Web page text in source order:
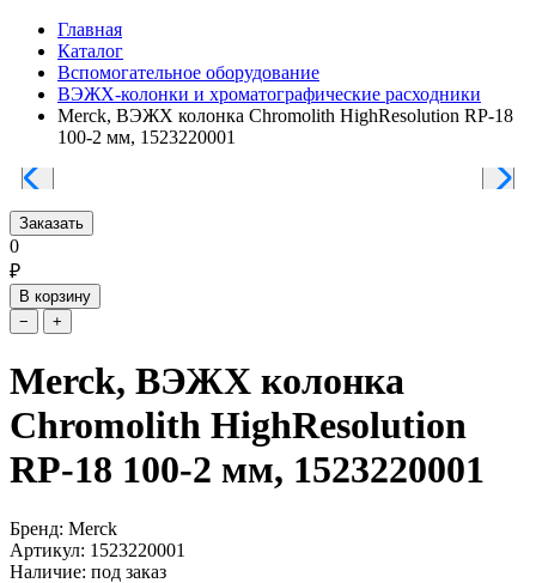
Главная
Каталог
Вспомогательное оборудование
ВЭЖХ-колонки и хроматографические расходники
Merck, ВЭЖХ колонка Chromolith HighResolution RP-18
100-2 мм, 1523220001
Заказать
0
₽
В корзину
−
+
Merck, ВЭЖХ колонка
Chromolith HighResolution
RP-18 100-2 мм, 1523220001
Бренд: Merck
Артикул: 1523220001
Наличие: под заказ